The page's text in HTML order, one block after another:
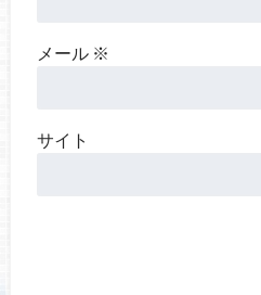
メール ※
サイト